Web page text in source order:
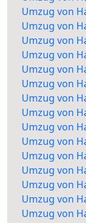
Umzug von
Umzug von
Umzug von
Umzug von
Umzug von
Umzug von
Umzug von
Umzug von
Umzug von
Umzug von
Umzug von
Umzug von
Umzug von
Umzug von
Umzug von